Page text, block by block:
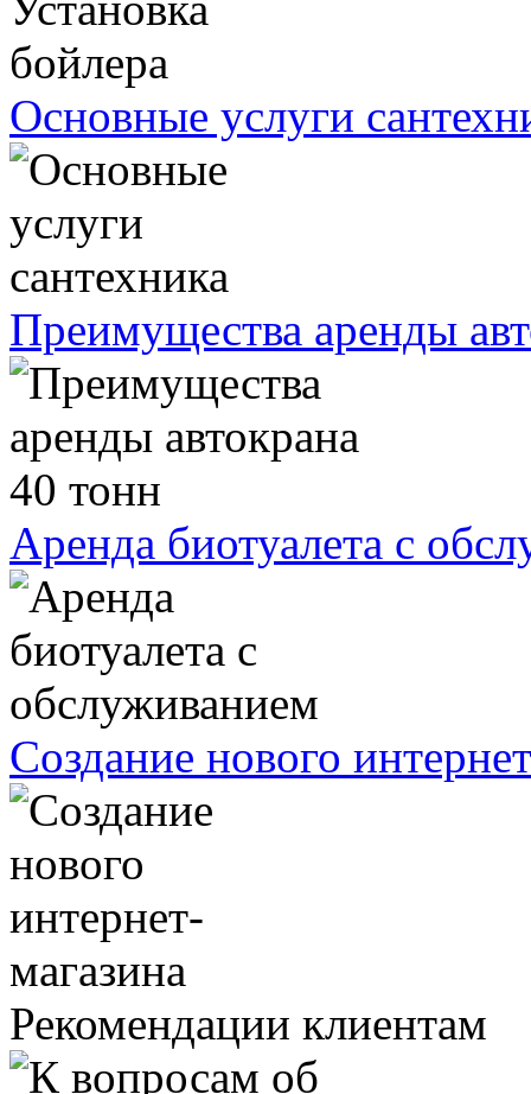
Основные услуги
Преимущества аренды
Аренда биотуалета с
Создание нового
Рекомендации клиентам